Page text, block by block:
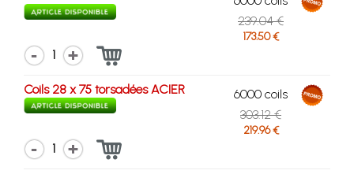
239.04 €
173.50 €
1
Coils 28 x 75 torsadées ACIER
6000 coils
303.12 €
219.96 €
1